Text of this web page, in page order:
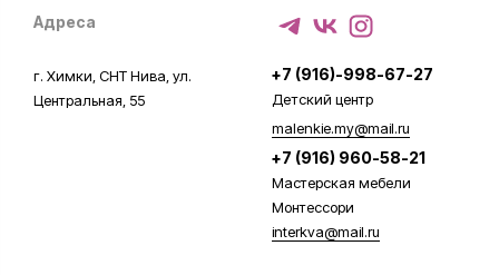
Адреса
г. Химки, СНТ Нива, ул.
Центральная, 55
+7 (916)-998-67-27
Детский центр
malenkie.my@mail.ru
+7 (916) 960-58-21
Мастерская мебели
Монтессори
interkva@mail.ru